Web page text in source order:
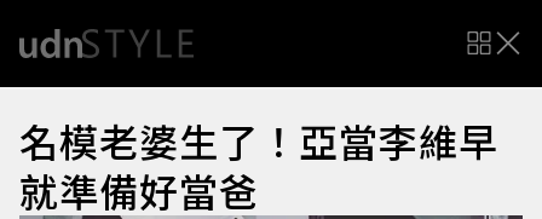
名模老婆生了！亞當李維早
就準備好當爸